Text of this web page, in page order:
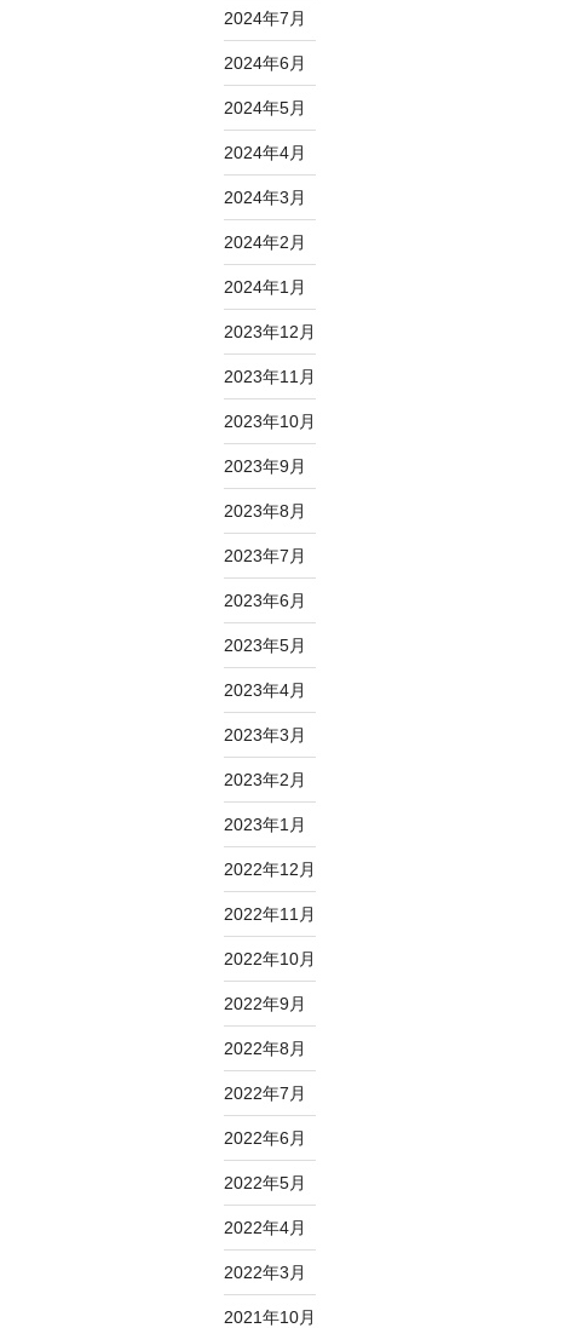
2024年7月
2024年6月
2024年5月
2024年4月
2024年3月
2024年2月
2024年1月
2023年12月
2023年11月
2023年10月
2023年9月
2023年8月
2023年7月
2023年6月
2023年5月
2023年4月
2023年3月
2023年2月
2023年1月
2022年12月
2022年11月
2022年10月
2022年9月
2022年8月
2022年7月
2022年6月
2022年5月
2022年4月
2022年3月
2021年10月